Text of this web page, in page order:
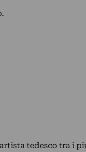
tedesco tra i